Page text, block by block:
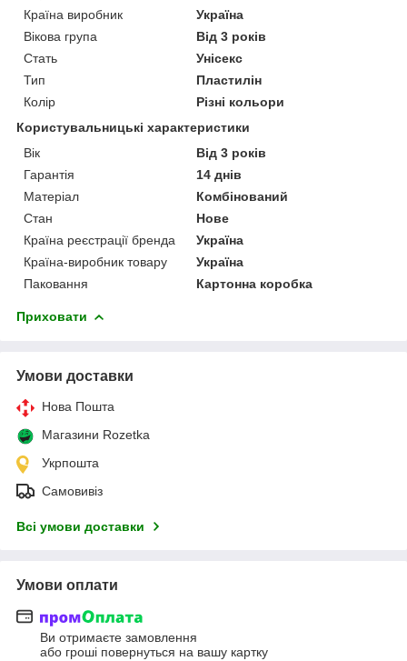
Країна виробник
Україна
Вікова група
Від 3 років
Стать
Унісекс
Тип
Пластилін
Колір
Різні кольори
Користувальницькі характеристики
Вік
Від 3 років
Гарантія
14 днів
Матеріал
Комбінований
Стан
Нове
Країна реєстрації бренда
Україна
Країна-виробник товару
Україна
Паковання
Картонна коробка
Приховати
Умови доставки
Нова Пошта
Магазини Rozetka
Укрпошта
Самовивіз
Всі умови доставки
Умови оплати
Ви отримаєте замовлення
або гроші повернуться на вашу картку